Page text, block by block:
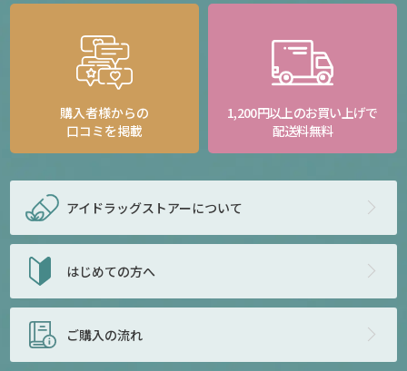
購入者様からの
口コミを掲載
1,200円以上のお買い上げで
配送料無料
アイドラッグストアーについて
はじめての方へ
ご購入の流れ